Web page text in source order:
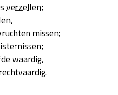
verzellen;
missen;
waardig,